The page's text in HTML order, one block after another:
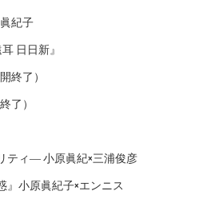
紀子
日日新』
終了）
了）
ティ― 小原眞紀×三浦俊彦
』小原眞紀子×エンニス